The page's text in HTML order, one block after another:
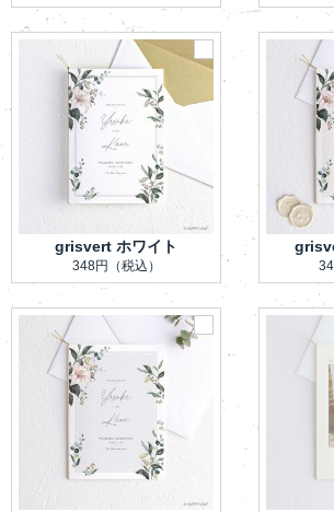
grisvert ホワイト
348円 （税込）